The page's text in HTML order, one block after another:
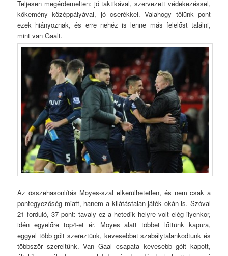
Teljesen megérdemelten: jó taktikával, szervezett védekezéssel,
kőkemény középpályával, jó cserékkel. Valahogy tőlünk pont
ezek hiányoznak, és erre nehéz is lenne más felelőst találni,
mint van Gaalt.
Az összehasonlítás Moyes-szal elkerülhetetlen, és nem csak a
pontegyezőség miatt, hanem a kilátástalan játék okán is. Szóval
21 forduló, 37 pont: tavaly ez a hetedik helyre volt elég ilyenkor,
idén egyelőre top4-et ér. Moyes alatt többet lőttünk kapura,
eggyel több gólt szereztünk, kevesebbet szabálytalankodtunk és
többször szereltünk. Van Gaal csapata kevesebb gólt kapott,